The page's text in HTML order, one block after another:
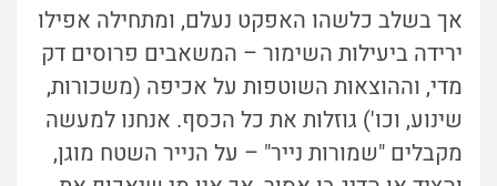
אך בשלב כלשהו האפקט נעלם, ומתחילה אפילו
ירידה ביעילות השימור – המשאבים פרוסים דק
מדי, וההוצאות השוטפות על אכיפה (משכורות,
שינוע, וכו') גוזלות את כל הכסף. אנחנו למעשה
מקבלים "שמורות נייר" – על הנייר השטח מוגן,